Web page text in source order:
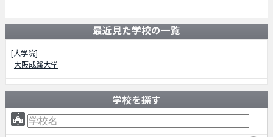
最近見た学校の一覧
[大学院]
大阪成蹊大学
学校を探す